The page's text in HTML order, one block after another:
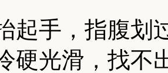
起手，指腹划
硬光滑，找不